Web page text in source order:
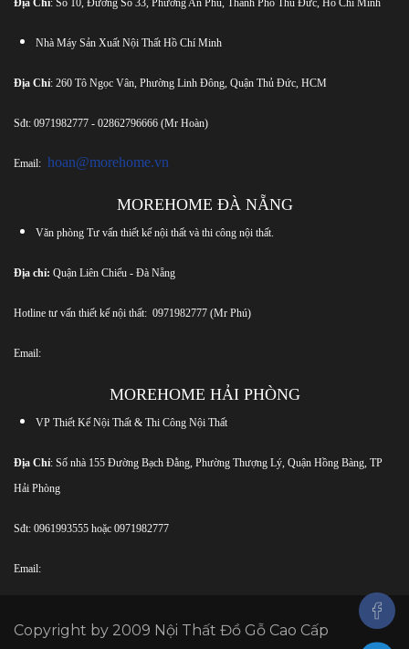
Địa Chỉ: Số 10, Đường Số 33, Phường An Phú, Thành Phố Thủ Đức, Hồ Chí Minh
Nhà Máy Sản Xuất Nội Thất Hồ Chí Minh
Địa Chỉ: 260 Tô Ngọc Vân, Phường Linh Đông, Quận Thủ Đức, HCM
Sđt: 0971982777 - 02862796666 (Mr Hoàn)
Email: hoan@morehome.vn
MOREHOME ĐÀ NẴNG
Văn phòng Tư vấn thiết kế nội thất và thi công nội thất.
Địa chỉ: Quận Liên Chiểu - Đà Nẵng
Hotline tư vấn thiết kế nội thất: 0971982777 (Mr Phú)
Email:
MOREHOME HẢI PHÒNG
VP Thiết Kế Nội Thất & Thi Công Nội Thất
Địa Chỉ: Số nhà 155 Đường Bạch Đằng, Phường Thượng Lý, Quận Hồng Bàng, TP
Hải Phòng
Sđt: 0961993555 hoặc 0971982777
Email:
Copyright by 2009 Nội Thất Đồ Gỗ Cao Cấp